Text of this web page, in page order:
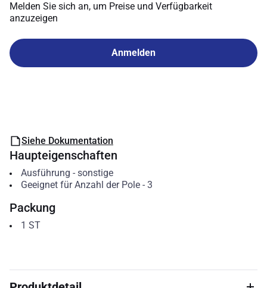
Melden Sie sich an, um Preise und Verfügbarkeit
anzuzeigen
Anmelden
Siehe Dokumentation
Haupteigenschaften
Ausführung - sonstige
Geeignet für Anzahl der Pole- 3
Packung
1 ST